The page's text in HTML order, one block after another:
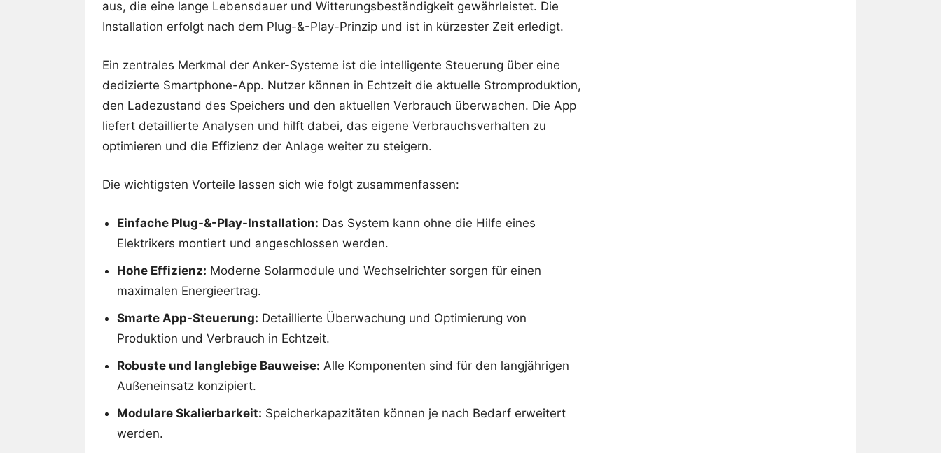
aus, die eine lange Lebensdauer und Witterungsbeständigkeit gewährleistet. Die
Installation erfolgt nach dem Plug-&-Play-Prinzip und ist in kürzester Zeit erledigt.
Ein zentrales Merkmal der Anker-Systeme ist die intelligente Steuerung über eine
dedizierte Smartphone-App. Nutzer können in Echtzeit die aktuelle Stromproduktion,
den Ladezustand des Speichers und den aktuellen Verbrauch überwachen. Die App
liefert detaillierte Analysen und hilft dabei, das eigene Verbrauchsverhalten zu
optimieren und die Effizienz der Anlage weiter zu steigern.
Die wichtigsten Vorteile lassen sich wie folgt zusammenfassen:
Einfache Plug-&-Play-Installation: Das System kann ohne die Hilfe eines
Elektrikers montiert und angeschlossen werden.
Hohe Effizienz: Moderne Solarmodule und Wechselrichter sorgen für einen
maximalen Energieertrag.
Smarte App-Steuerung: Detaillierte Überwachung und Optimierung von
Produktion und Verbrauch in Echtzeit.
Robuste und langlebige Bauweise: Alle Komponenten sind für den langjährigen
Außeneinsatz konzipiert.
Modulare Skalierbarkeit: Speicherkapazitäten können je nach Bedarf erweitert
werden.